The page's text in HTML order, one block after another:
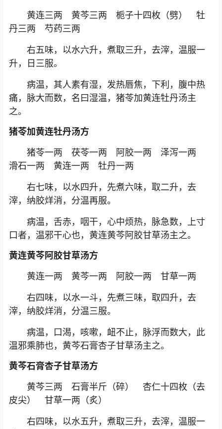
黄连三两 黄芩三两 栀子十四枚（劈） 牡
丹三两 芍药三两
右五味，以水六升，煮取三升，去滓，温服一
升，日三服。
病温，其人素有湿，发热唇焦，下利，腹中热
痛，脉大而数，名曰湿温，猪苓加黄连牡丹汤主
之。
猪苓加黄连牡丹汤方
猪苓一两 茯苓一两 阿胶一两 泽泻一两
滑石一两 黄连一两 牡丹一两
右七味，以水四升，先煮六味，取二升，去
滓，纳胶烊消，分温再服。
病温，舌赤，咽干，心中烦热，脉急数，上寸
口者，温邪干心也，黄连黄芩阿胶甘草汤主之。
黄连黄芩阿胶甘草汤方
黄连一两 黄芩一两 阿胶一两 甘草一两
右四味，以水一斗，先煮三味，取四升，去
滓，纳胶烊消，分温三服。
病温，口渴，咳嗽，衄不止，脉浮而数大，此
温邪乘肺也，黄芩石膏杏子甘草汤主之。
黄芩石膏杏子甘草汤方
黄芩三两 石膏半斤（碎） 杏仁十四枚（去
皮尖） 甘草一两（炙）
右四味，以水五升，煮取三升，去滓，温服一